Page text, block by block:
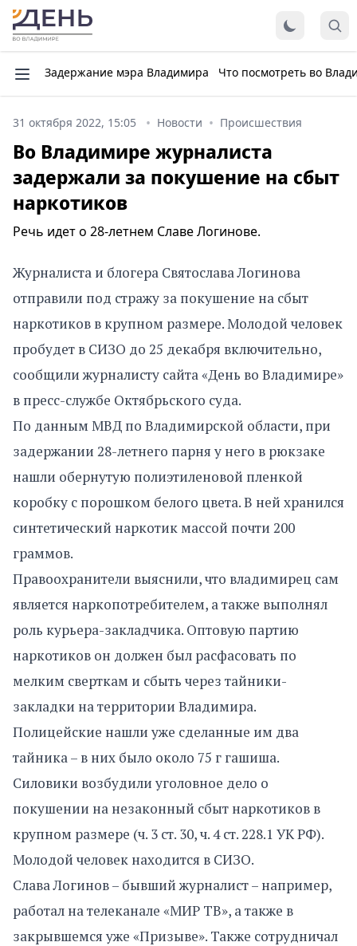
Задержание мэра Владимира Что посмотреть во
31 октября 2022, 15:05 Новости Происшествия
Во Владимире журналиста
задержали за покушение на сбыт
наркотиков
Речь идет о 28-летнем Славе Логинове.
Журналиста и блогера Святослава Логинова
отправили под стражу за покушение на сбыт
наркотиков в крупном размере. Молодой человек
пробудет в СИЗО до 25 декабря включительно,
сообщили журналисту сайта «День во Владимире»
в пресс-службе Октябрьского суда.
По данным МВД по Владимирской области, при
задержании 28-летнего парня у него в рюкзаке
нашли обернутую полиэтиленовой пленкой
коробку с порошком белого цвета. В ней хранился
синтетический наркотик массой почти 200
граммов.
Правоохранители выяснили, что владимирец сам
является наркопотребителем, а также выполнял
роль курьера-закладчика. Оптовую партию
наркотиков он должен был расфасовать по
мелким сверткам и сбыть через тайники-
закладки на территории Владимира.
Полицейские нашли уже сделанные им два
тайника – в них было около 75 г гашиша.
Силовики возбудили уголовное дело о
покушении на незаконный сбыт наркотиков в
крупном размере (ч. 3 ст. 30, ч. 4 ст. 228.1 УК РФ).
Молодой человек находится в СИЗО.
Слава Логинов – бывший журналист – например,
работал на телеканале «МИР ТВ», а также в
закрывшемся уже «Призыве». Также сотрудничал